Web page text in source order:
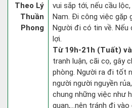
Theo Lý
Thuần
Phong
vui sắp tới, nếu cầu
Nam. Đi công việc gặp
Người đi có tin về. Nếu
lợi.
Từ 19h-21h (Tuất)
tranh luận, cãi cọ, gây
phòng. Người ra đi tốt
người người nguyền
chung những việc như
quan,…nên tránh đi vào